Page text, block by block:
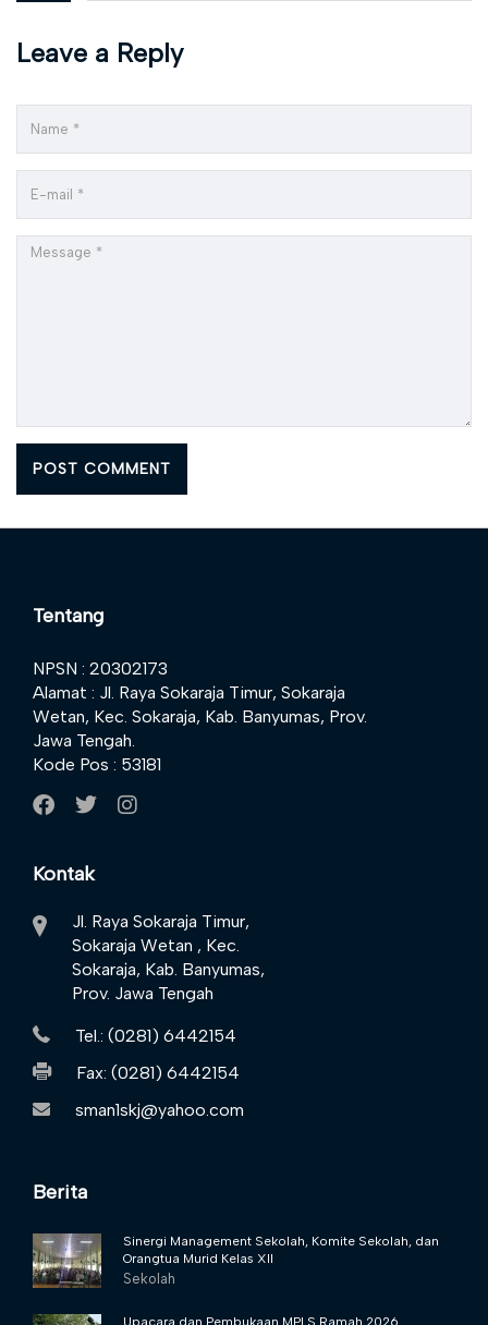
Leave a Reply
Tentang
NPSN : 20302173
Alamat : Jl. Raya Sokaraja Timur, Sokaraja
Wetan, Kec. Sokaraja, Kab. Banyumas, Prov.
Jawa Tengah.
Kode Pos : 53181
Kontak
Jl. Raya Sokaraja Timur,
Sokaraja Wetan , Kec.
Sokaraja, Kab. Banyumas,
Prov. Jawa Tengah
Tel.: (0281) 6442154
Fax: (0281) 6442154
sman1skj@yahoo.com
Berita
Sinergi Management Sekolah, Komite Sekolah, dan
Orangtua Murid Kelas XII
Sekolah
Upacara dan Pembukaan MPLS Ramah 2026